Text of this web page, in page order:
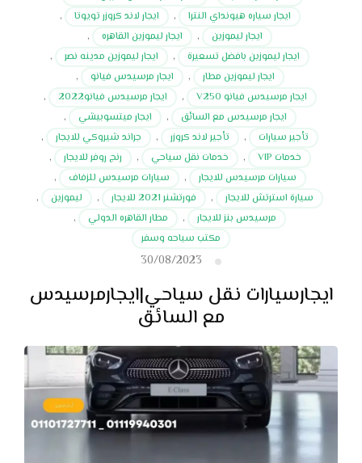
ايجار سياره هيونداي النترا
, ايجار لاند كروزر تويوتا
,
ايجار ليموزين
, ايجار ليموزين القاهره
,
ايجار ليموزين بافضل تسعيرة
, ايجار ليموزين مدينه نصر
,
ايجار ليموزين مطار
, ايجار مرسيدس فيانو
,
ايجار مرسيدس فيانو V250
, ايجار مرسيدس فيانو2022
,
ايجار مرسيدس مع السائق
, ايجار ميتسوبيشي
,
تأجير سيارات
, تأجير لاند كروزر , جراند شيروكي للايجار
,
خدمات VIP
, خدمات نقل سياحي , رنج روفر للايجار
,
سيارات مرسيدس للايجار
, سيارات مرسيدس للزفاف
,
سيارة استرتش للايجار
, فورتشنر 2021 للايجار , ليموزين
,
مرسيدس بنز للايجار
, مطار القاهره الدولي
,
مكتب سياحه وسفر
30/08/2023
ايجارسيارات نقل سياحي|ايجارمرسيدس
مع السائق